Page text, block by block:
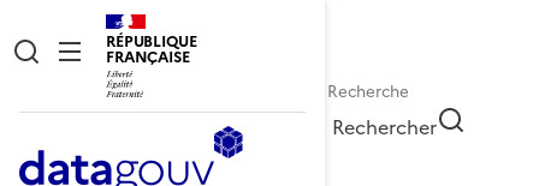
RÉPUBLIQUE
FRANÇAISE
Rechercher